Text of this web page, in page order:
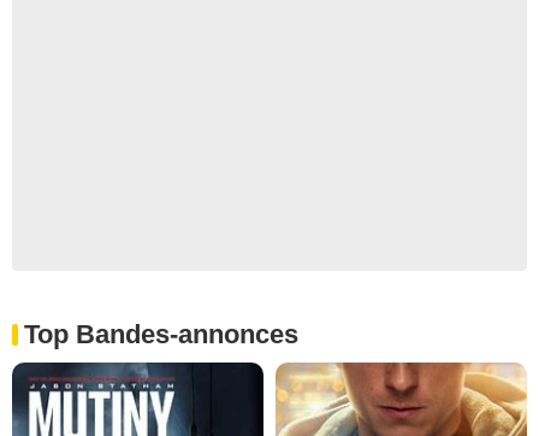
Top Bandes-annonces